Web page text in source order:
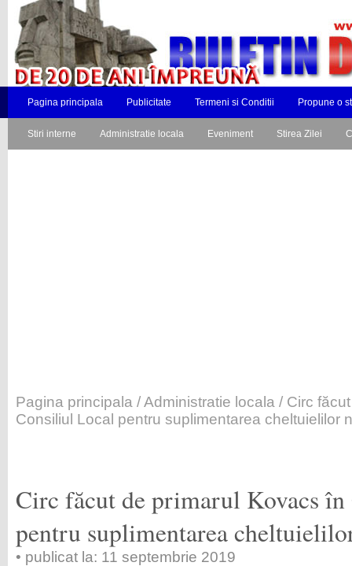
Pagina principala Publicitate Termeni si Conditii Propune o
Stiri interne Administratie locala Eveniment Stirea Zilei
Pagina principala /Administratie locala / Circ
Consiliul Local pentru suplimentarea cheltuielilor
Circ făcut de primarul Kovacs
pentru suplimentarea
• publicat la: 11 septembrie 2019